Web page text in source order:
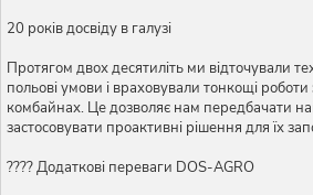
20 років досвіду в галузі
Протягом двох десятиліть ми відточували
польові умови і враховували тонкощі
комбайнах. Це дозволяє нам передбачати
застосовувати проактивні рішення для їх
???? Додаткові переваги DOS-AGRO